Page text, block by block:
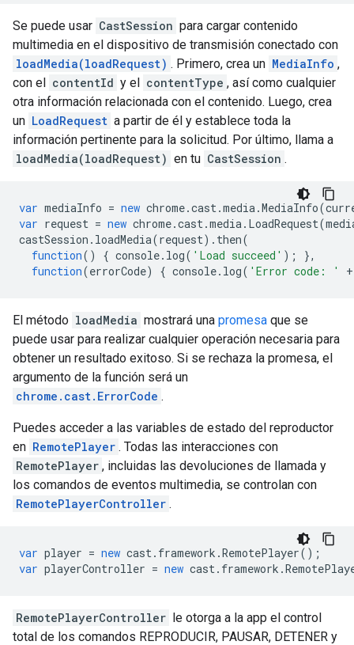
Se puede usar CastSession para cargar contenido
multimedia en el dispositivo de transmisión conectado con
loadMedia(loadRequest) . Primero, crea un MediaInfo ,
con el contentId y el contentType , así como cualquier
otra información relacionada con el contenido. Luego, crea
un LoadRequest a partir de él y establece toda la
información pertinente para la solicitud. Por último, llama a
loadMedia(loadRequest) en tu CastSession .
var mediaInfo = new chrome.cast.media.MediaInfo(
var request = new chrome.cast.media. LoadRequest(
castSession . loadMedia(request). then(
function() { console. log( 'Load succeed' );
},
function(errorCode) { console. log( 'Error code: ' +
El método loadMedia mostrará una promesa que se
puede usar para realizar cualquier operación necesaria para
obtener un resultado exitoso. Si se rechaza la promesa, el
argumento de la función será un
chrome.cast.ErrorCode .
Puedes acceder a las variables de estado del reproductor
en RemotePlayer . Todas las interacciones con
RemotePlayer , incluidas las devoluciones de llamada y
los comandos de eventos multimedia, se controlan con
RemotePlayerController .
var player = new cast. framework .RemotePlayer();
var playerController = new cast. framework .
RemotePlayerController le otorga a la app el control
total de los comandos REPRODUCIR, PAUSAR, DETENER y